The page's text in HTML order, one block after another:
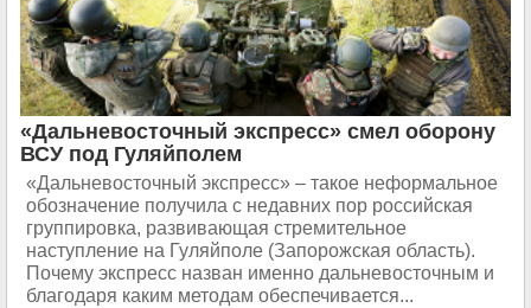
«Дальневосточный экспресс» смел оборону
ВСУ под Гуляйполем
«Дальневосточный экспресс» – такое неформальное
обозначение получила с недавних пор российская
группировка, развивающая стремительное
наступление на Гуляйполе (Запорожская область).
Почему экспресс назван именно дальневосточным и
благодаря каким методам обеспечивается...